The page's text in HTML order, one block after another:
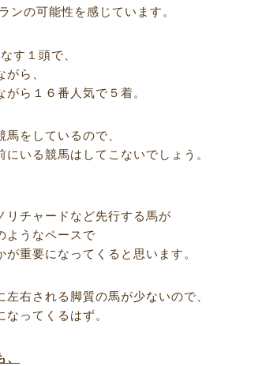
ンの可能性を感じています。
す１頭で、
ら、
ら１６番人気で５着。
をしているので、
いる競馬はしてこないでしょう。
リチャードなど先行する馬が
ようなペースで
重要になってくると思います。
右される脚質の馬が少ないので、
ってくるはず。